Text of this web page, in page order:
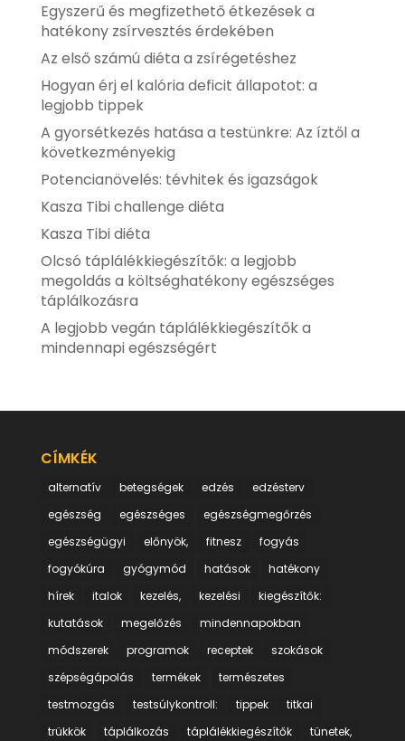
Egyszerű és megfizethető étkezések a
hatékony zsírvesztés érdekében
Az első számú diéta a zsírégetéshez
Hogyan érj el kalória deficit állapotot: a
legjobb tippek
A gyorsétkezés hatása a testünkre: Az íztől a
következményekig
Potencianövelés: tévhitek és igazságok
Kasza Tibi challenge diéta
Kasza Tibi diéta
Olcsó táplálékkiegészítők: a legjobb
megoldás a költséghatékony egészséges
táplálkozásra
A legjobb vegán táplálékkiegészítők a
mindennapi egészségért
CÍMKÉK
alternatív betegségek edzés
edzésterv
egészség
egészséges
egészségmegőrzés
egészségügyi
előnyök, fitnesz
fogyás
fogyókúra
gyógymód hatások
hatékony
hírek
italok kezelés, kezelési
kiegészítők:
kutatások
megelőzés
mindennapokban
módszerek
programok receptek
szokások
szépségápolás
termékek
természetes
testmozgás
testsúlykontroll: tippek
titkai
trükkök
táplálkozás táplálékkiegészítők
tünetek,